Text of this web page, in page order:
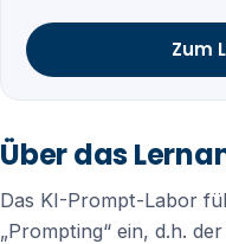
Über das
Das KI-Prompt-Labor
„Prompting“ ein, d.h.
Zum